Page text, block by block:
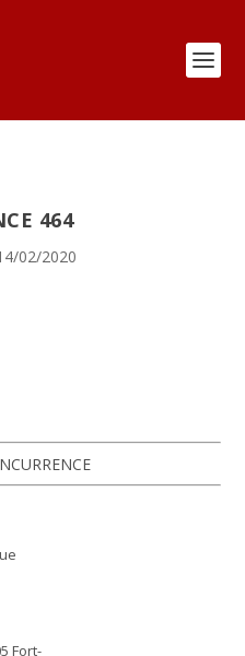
464
02/2020
Fort-